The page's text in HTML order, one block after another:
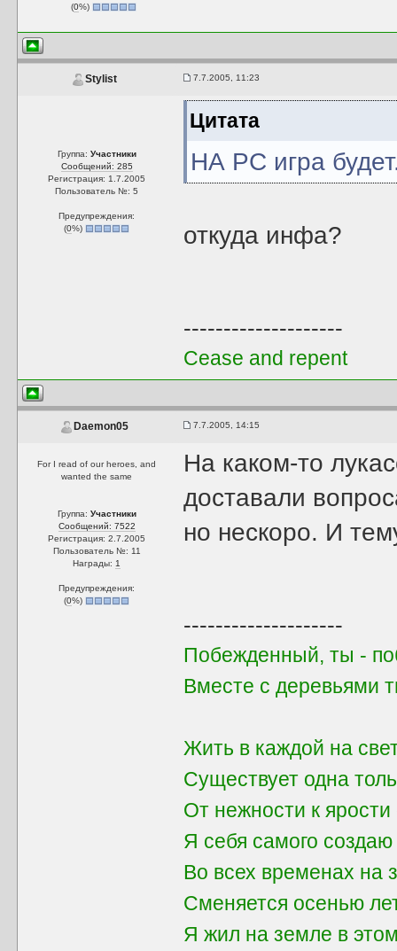
(0%)
Stylist 7.7.2005, 11:23
Группа: Участники
Сообщений: 285
Регистрация: 1.7.2005
Пользователь №: 5
Предупреждения:
(0%)
Цитата
НА PC игра
откуда инфа?
--------------------
Cease and repent
Daemon05 7.7.2005, 14:15
For I read of our heroes, and
wanted the same
Группа: Участники
Сообщений: 7522
Регистрация: 2.7.2005
Пользователь №: 11
Награды: 1
Предупреждения:
(0%)
На каком-то
доставали
но нескоро. И
--------------------
Побежденный, ты -
Вместе с деревьями
Жить в каждой на
Существует одна
От нежности к ярости
Я себя самого
Во всех временах на
Сменяется осенью
Я жил на земле в